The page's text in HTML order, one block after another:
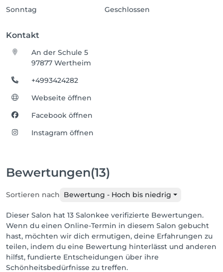
Sonntag
Geschlossen
Kontakt
An der Schule 5
97877 Wertheim
+4993424282
Webseite öffnen
Facebook öffnen
Instagram öffnen
Bewertungen(13)
Sortieren nach Bewertung - Hoch bis niedrig
Dieser Salon hat 13 Salonkee verifizierte Bewertungen.
Wenn du einen Online-Termin in diesem Salon gebucht
hast, möchten wir dich ermutigen, deine Erfahrungen zu
teilen, indem du eine Bewertung hinterlässt und anderen
hilfst, fundierte Entscheidungen über ihre
Schönheitsbedürfnisse zu treffen.